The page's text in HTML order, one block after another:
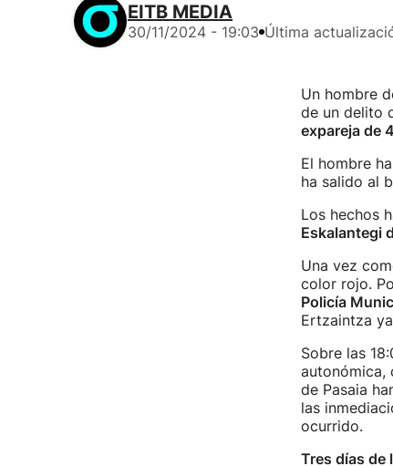
EITB MEDIA
30/11/2024 - 19:03 Última
Un hombre
de un delito
expareja de
El hombre
ha salido al
Los hechos
Eskalantegi
Una vez
color rojo.
Policía
Ertzaintza
Sobre las
autonómica,
de Pasaia
las
ocurrido.
Tres días de